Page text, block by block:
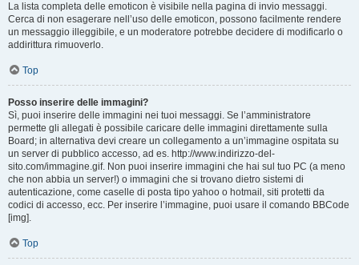
La lista completa delle emoticon è visibile nella pagina di invio messaggi.
Cerca di non esagerare nell’uso delle emoticon, possono facilmente rendere
un messaggio illeggibile, e un moderatore potrebbe decidere di modificarlo o
addirittura rimuoverlo.
Top
Posso inserire delle immagini?
Sì, puoi inserire delle immagini nei tuoi messaggi. Se l’amministratore
permette gli allegati è possibile caricare delle immagini direttamente sulla
Board; in alternativa devi creare un collegamento a un’immagine ospitata su
un server di pubblico accesso, ad es. http://www.indirizzo-del-
sito.com/immagine.gif. Non puoi inserire immagini che hai sul tuo PC (a meno
che non abbia un server!) o immagini che si trovano dietro sistemi di
autenticazione, come caselle di posta tipo yahoo o hotmail, siti protetti da
codici di accesso, ecc. Per inserire l’immagine, puoi usare il comando BBCode
[img].
Top